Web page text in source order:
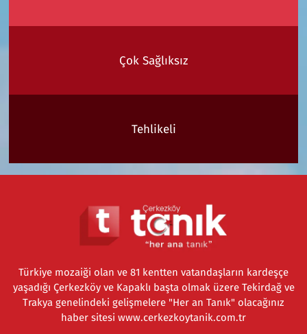
Çok Sağlıksız
Tehlikeli
Türkiye mozaiği olan ve 81 kentten vatandaşların kardeşçe
yaşadığı Çerkezköy ve Kapaklı başta olmak üzere Tekirdağ ve
Trakya genelindeki gelişmelere "Her an Tanık" olacağınız
haber sitesi www.cerkezkoytanik.com.tr